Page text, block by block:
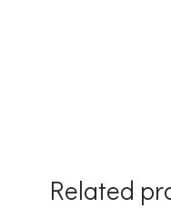
Related